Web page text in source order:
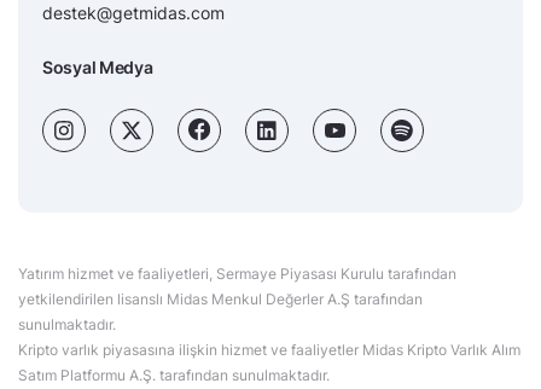
destek@getmidas.com
Sosyal Medya
Yatırım hizmet ve faaliyetleri, Sermaye Piyasası Kurulu tarafından
yetkilendirilen lisanslı Midas Menkul Değerler A.Ş tarafından
sunulmaktadır.
Kripto varlık piyasasına ilişkin hizmet ve faaliyetler Midas Kripto Varlık Alım
Satım Platformu A.Ş. tarafından sunulmaktadır.